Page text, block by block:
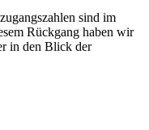
sind im
Rückgang haben wir
in den Blick der